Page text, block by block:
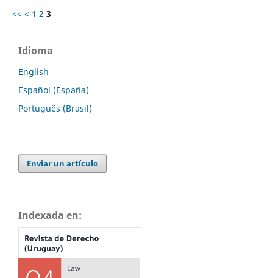
<< < 1 2 3
Idioma
English
Español (España)
Português (Brasil)
Enviar un artículo
Indexada en: